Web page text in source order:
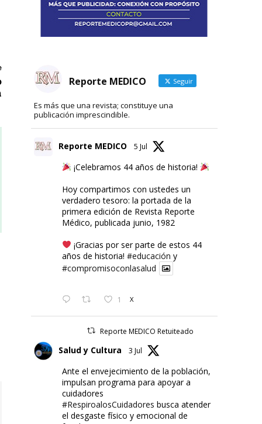
Reporte MEDICO Seguir
Es más que una revista; constituye una
publicación imprescindible.
Reporte MEDICO 5 Jul
¡Celebramos 44 años de historia!
Hoy compartimos con ustedes un
verdadero tesoro: la portada de la
primera edición de Revista Reporte
Médico, publicada junio, 1982
¡Gracias por ser parte de estos 44
años de historia! #educación y
#compromisoconlasalud
1 X
Reporte MEDICO Retuiteado
Salud y Cultura 3 Jul
Ante el envejecimiento de la población,
impulsan programa para apoyar a
cuidadores
#RespiroalosCuidadores busca atender
el desgaste físico y emocional de